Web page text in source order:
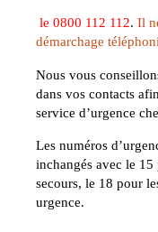
le 0800 112 112. Il
démarchage
Nous vous
dans vos contacts
service d’urgence
Les numéros
inchangés avec le
secours, le 18 pour
urgence.